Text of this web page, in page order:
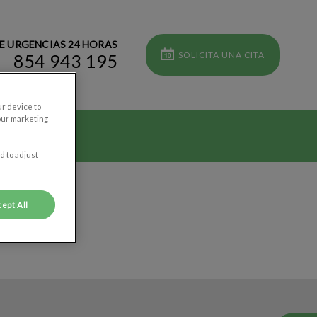
URGENCIAS 24 HORAS
854 943 195 SOLICITA UNA CITA
device to
marketing
to adjust
All